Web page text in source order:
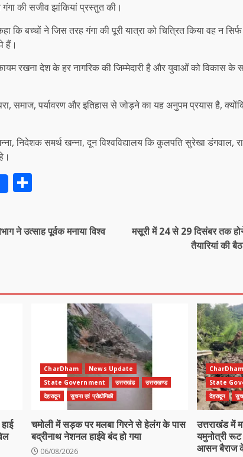
की सजीव झांकियां प्रस्तुत की।
कि बच्चों ने जिस तरह गंगा की पूरी यात्रा को चित्रित किया वह न
हैं।
रखना देश के हर नागरिक की जिम्मेदारी है और युवाओं को विकास के
समाज, पर्यावरण और इतिहास से जोड़ने का यह अनुपम प्रयास है,
निदेशक समर्थ खन्ना, दून विश्वविद्यालय कि कुलपति सुरेखा डंगवाल,
ने उत्साह पूर्वक मनाया विश्व
मसूरी में 24 से 29 दिसंबर तक
तैयारियां की
CharDham
News Update
State Government
उत्तराखंड
उत्तराखण्ड
देहरादून
सुचना एवं प्रोद्योगिकी
चमोली में सड़क पर मलबा गिरने से हेलंग के पास
बद्रीनाथ नेशनल हाईवे बंद हो गया
06/08/2026
CharDham
State
देहरादून
उत्तराखंड में
यमुनोत्री
आसन बैराज